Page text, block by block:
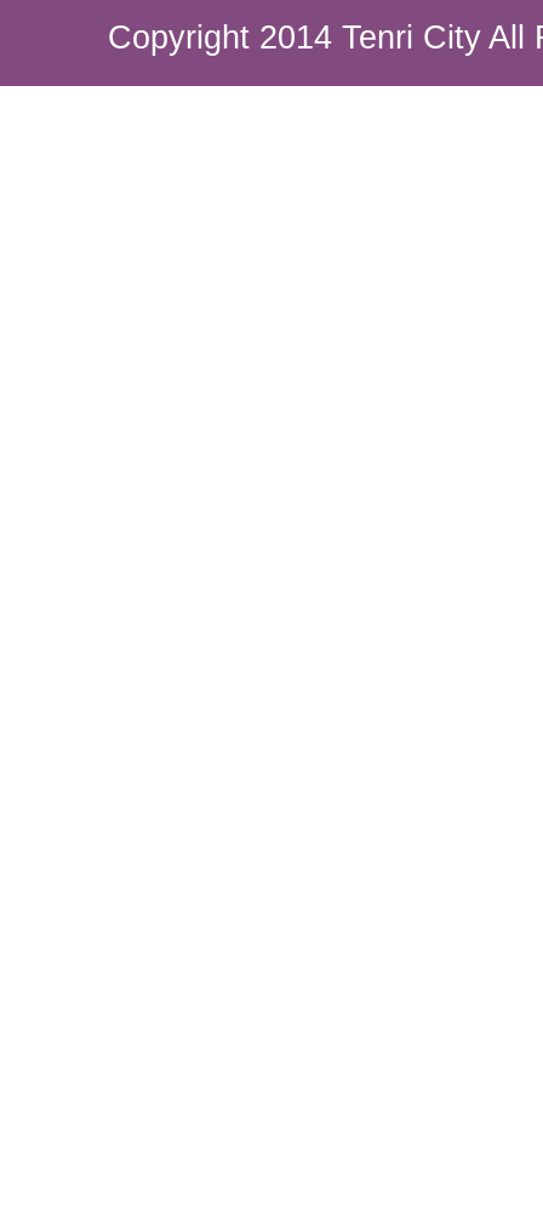
Copyright 2014 Tenri City All